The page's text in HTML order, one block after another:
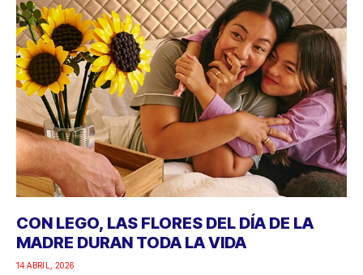
CON LEGO, LAS FLORES DEL DÍA DE LA
MADRE DURAN TODA LA VIDA
14 ABRIL, 2026